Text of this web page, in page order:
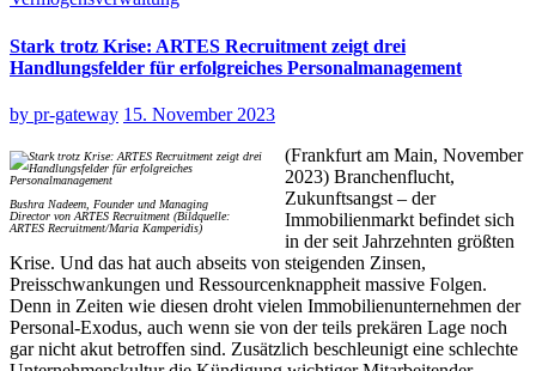
Stark trotz Krise: ARTES Recruitment zeigt drei
Handlungsfelder für erfolgreiches Personalmanagement
by pr-gateway 15. November 2023
Bushra Nadeem, Founder und Managing
Director von ARTES Recruitment (Bildquelle:
ARTES Recruitment/Maria Kamperidis)
(Frankfurt am Main, November
2023) Branchenflucht,
Zukunftsangst – der
Immobilienmarkt befindet sich
in der seit Jahrzehnten größten
Krise. Und das hat auch abseits von steigenden Zinsen,
Preisschwankungen und Ressourcenknappheit massive Folgen.
Denn in Zeiten wie diesen droht vielen Immobilienunternehmen der
Personal-Exodus, auch wenn sie von der teils prekären Lage noch
gar nicht akut betroffen sind. Zusätzlich beschleunigt eine schlechte